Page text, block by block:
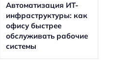
Автоматизация ИТ-
инфраструктуры: как
офису быстрее
обслуживать рабочие
системы